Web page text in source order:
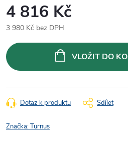
4 816 Kč
3 980 Kč bez DPH
cena:
VLOŽIT DO
Dotaz k produktu Sdílet
Značka:Turnus